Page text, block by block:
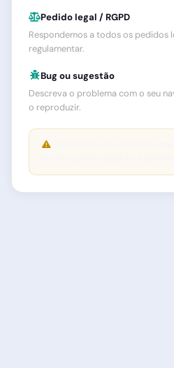
Pedido legal / RGPD
Respondemos a todos os pedidos
regulamentar.
Bug ou sugestão
Descreva o problema com o seu
o reproduzir.